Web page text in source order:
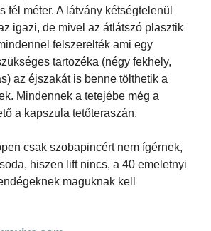
fél méter. A látvány kétségtelenül
igazi, de mivel az átlátszó plasztik
felszerelték ami egy
tartozéka (négy fekhely,
az éjszakát is benne tölthetik a
Mindennek a tetejébe még a
a kapszula tetőteraszán.
csak szobapincért nem ígérnek,
hiszen lift nincs, a 40 emeletnyi
maguknak kell